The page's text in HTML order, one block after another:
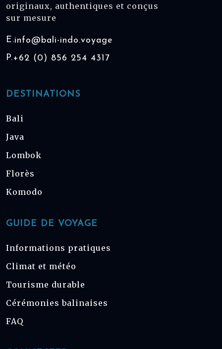
originaux, authentiques et conçus
sur mesure
E.info@bali-indo.voyage
P.+62 (0) 856 254 4317
DESTINATIONS
Bali
Java
Lombok
Florès
Komodo
GUIDE DE VOYAGE
Informations pratiques
Climat et météo
Tourisme durable
Cérémonies balinaises
FAQ